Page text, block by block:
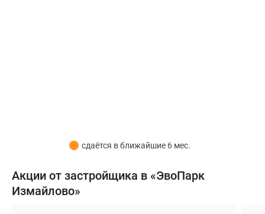
использовались
плиты
и
сдаётся в ближайшие 6 мес.
Акции от застройщика в «ЭвоПарк
Измайлово»